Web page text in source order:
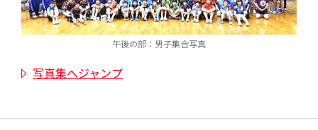
午後の部：男子集合写真
写真集へジャンプ